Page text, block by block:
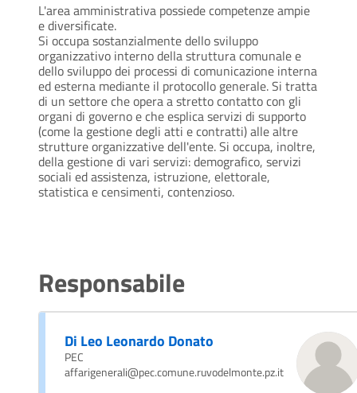
L'area amministrativa possiede competenze ampie
e diversificate.
Si occupa sostanzialmente dello sviluppo
organizzativo interno della struttura comunale e
dello sviluppo dei processi di comunicazione interna
ed esterna mediante il protocollo generale. Si tratta
di un settore che opera a stretto contatto con gli
organi di governo e che esplica servizi di supporto
(come la gestione degli atti e contratti) alle altre
strutture organizzative dell'ente. Si occupa, inoltre,
della gestione di vari servizi: demografico, servizi
sociali ed assistenza, istruzione, elettorale,
statistica e censimenti, contenzioso.
Responsabile
Di Leo Leonardo Donato
PEC
affarigenerali@pec.comune.ruvodelmonte.pz.it